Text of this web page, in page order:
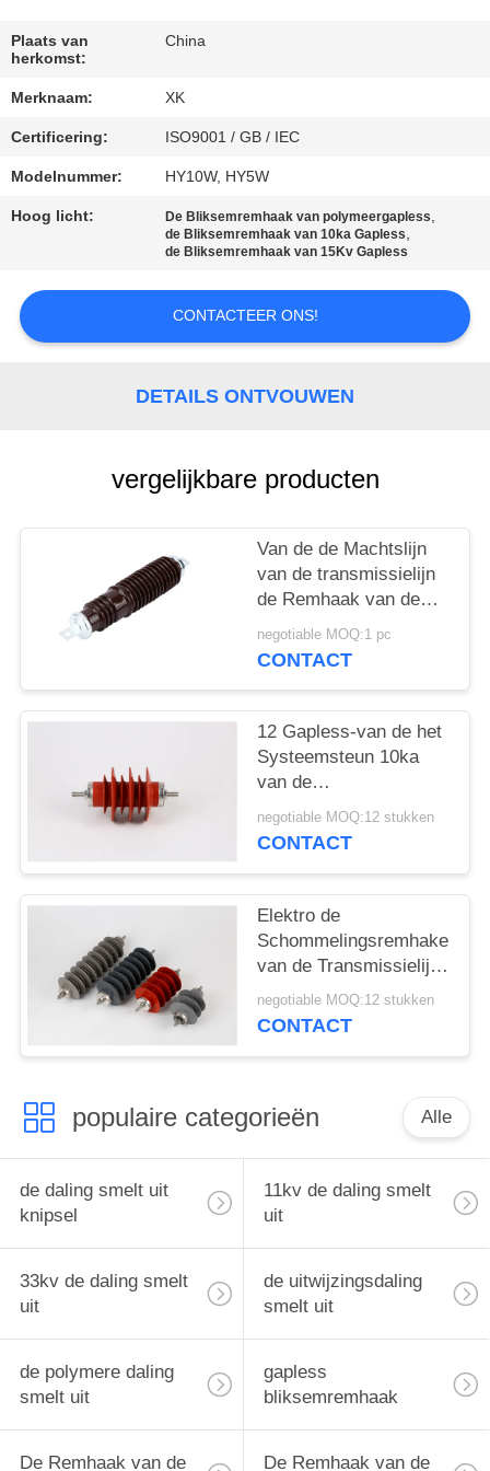
ONS
VERZOEK
OM
EEN
CITAAT
SITEMAP
PRIVACY
Plaats van
herkomst:
China
Merknaam: XK
Certificering: ISO9001 / GB / IEC
Modelnummer: HY10W, HY5W
Hoog licht: De Bliksemremhaak van polymeergapless,
de Bliksemremhaak van 10ka Gapless,
de Bliksemremhaak van 15Kv Gapless
CONTACTEER ONS!
DETAILS ONTVOUWEN
vergelijkbare producten
Van de de Machtslijn
van de transmissielijn
de Remhaak van de
het Porseleinbliksem
11 KV Hoogspannings
negotiable MOQ:1 pc
CONTACT
12 Gapless-van de het
Systeemsteun 10ka
van de
Bliksemremhaak van
het het Polymeerkv
negotiable MOQ:12 stukken
CONTACT
Elektro de
Schommelingsremhaken
van de Transmissielijn
voor
Transformatorbescherming
negotiable MOQ:12 stukken
CONTACT
populaire categorieën Alle
de daling smelt uit
knipsel
11kv de daling smelt
uit
33kv de daling smelt
uit
de uitwijzingsdaling
smelt uit
de polymere daling
smelt uit
gapless
bliksemremhaak
De Remhaak van de De Remhaak van de